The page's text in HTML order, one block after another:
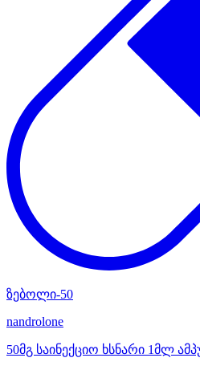
ზებოლი-50
nandrolone
50მგ საინექციო ხსნარი 1მლ